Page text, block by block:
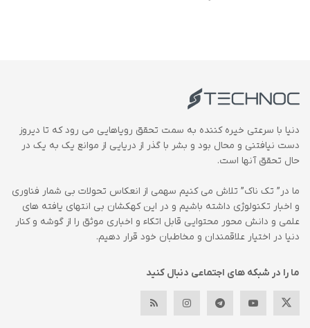
دنیا با سرعتی خیره کننده به سمت تحقق رویاهایی می رود که تا دیروز
دست نیافتنی و محال بود و بشر با گذر از دریایی از موانع یک به یک در
حال تحقق آنها است.
ما در” تک ناک” تلاش می کنیم سهمی از انعکاس تحولات بی شمار فناوری
و اخبار تکنولوژی داشته باشیم و در این کهکشان بی انتهای یافته های
علمی و دانش محور محتوایی قابل اتکاء و اخباری موثق را از گوشه و کنار
دنیا در اختیار علاقمندان و مخاطبان خود قرار دهیم.
ما را در شبکه های اجتماعی دنبال کنید